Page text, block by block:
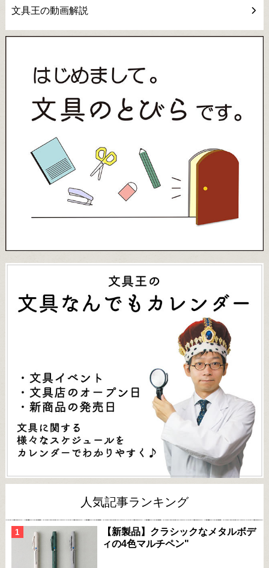
文具王の動画解説
人気記事ランキング
【新製品】クラシックなメタルボデ
ィの4色マルチペン"